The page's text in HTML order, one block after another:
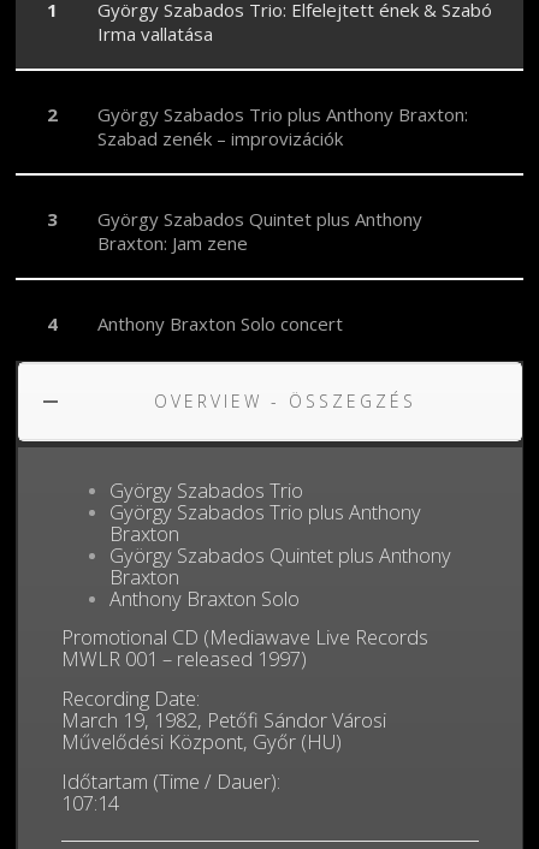
György Szabados Trio: Elfelejtett ének & Szabó
Irma vallatása
György Szabados Trio plus Anthony Braxton:
Szabad zenék – improvizációk
György Szabados Quintet plus Anthony
Braxton: Jam zene
Anthony Braxton Solo concert
OVERVIEW - ÖSSZEGZÉS
György Szabados Trio
György Szabados Trio plus Anthony
Braxton
György Szabados Quintet plus Anthony
Braxton
Anthony Braxton Solo
Promotional CD (Mediawave Live Records
MWLR 001 – released 1997)
Recording Date:
March 19, 1982, Petőfi Sándor Városi
Művelődési Központ, Győr (HU)
Időtartam (Time / Dauer):
107:14